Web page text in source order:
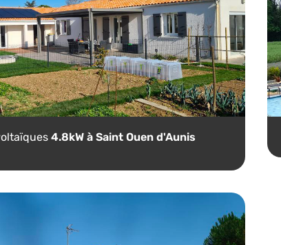
4.8kW à Saint Ouen d'Aunis